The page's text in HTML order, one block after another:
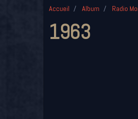
Accueil Album Radio
1963